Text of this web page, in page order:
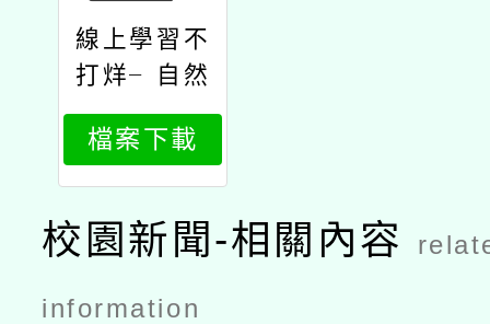
線上學習不
打烊╴自然
夜講堂計畫
檔案下載
校園新聞-相關內容
information